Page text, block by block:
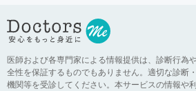
医師および各専門家による情報提供は、診断行為
全性を保証するものでもありません。適切な診断
機関等を受診してください。本サービスの情報や